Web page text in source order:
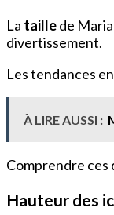
La taillede
divertissement.
Les tendances
À LIRE AUSSI :
Comprendre ces
Hauteur des